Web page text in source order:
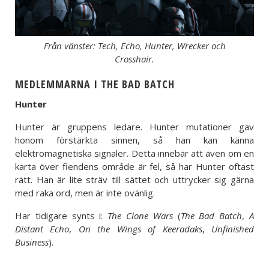
Från vänster: Tech, Echo, Hunter, Wrecker och
Crosshair.
MEDLEMMARNA I THE BAD BATCH
Hunter
Hunter är gruppens ledare. Hunter mutationer gav
honom förstärkta sinnen, så han kan känna
elektromagnetiska signaler. Detta innebär att även om en
karta över fiendens område är fel, så har Hunter oftast
rätt. Han är lite sträv till sättet och uttrycker sig gärna
med raka ord, men är inte ovänlig.
Har tidigare synts i: The Clone Wars(The Bad Batch,A
Distant Echo, On the Wings of Keeradaks, Unfinished
Business).